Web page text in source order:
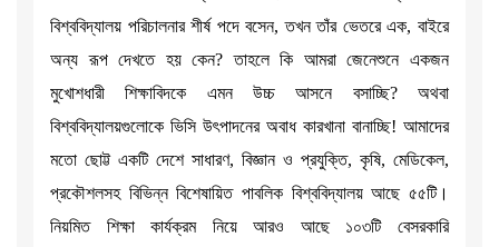
বিশ্ববিদ্যালয় পরিচালনার শীর্ষ পদে বসেন, তখন তাঁর ভেতরে এক, বাইরে
অন্য রূপ দেখতে হয় কেন? তাহলে কি আমরা জেনেশুনে একজন
মুখোশধারী শিক্ষাবিদকে এমন উচ্চ আসনে বসাচ্ছি? অথবা
বিশ্ববিদ্যালয়গুলোকে ভিসি উৎপাদনের অবাধ কারখানা বানাচ্ছি! আমাদের
মতো ছোট্ট একটি দেশে সাধারণ, বিজ্ঞান ও প্রযুক্তি, কৃষি, মেডিকেল,
প্রকৌশলসহ বিভিন্ন বিশেষায়িত পাবলিক বিশ্ববিদ্যালয় আছে ৫৫টি।
নিয়মিত শিক্ষা কার্যক্রম নিয়ে আরও আছে ১০৩টি বেসরকারি